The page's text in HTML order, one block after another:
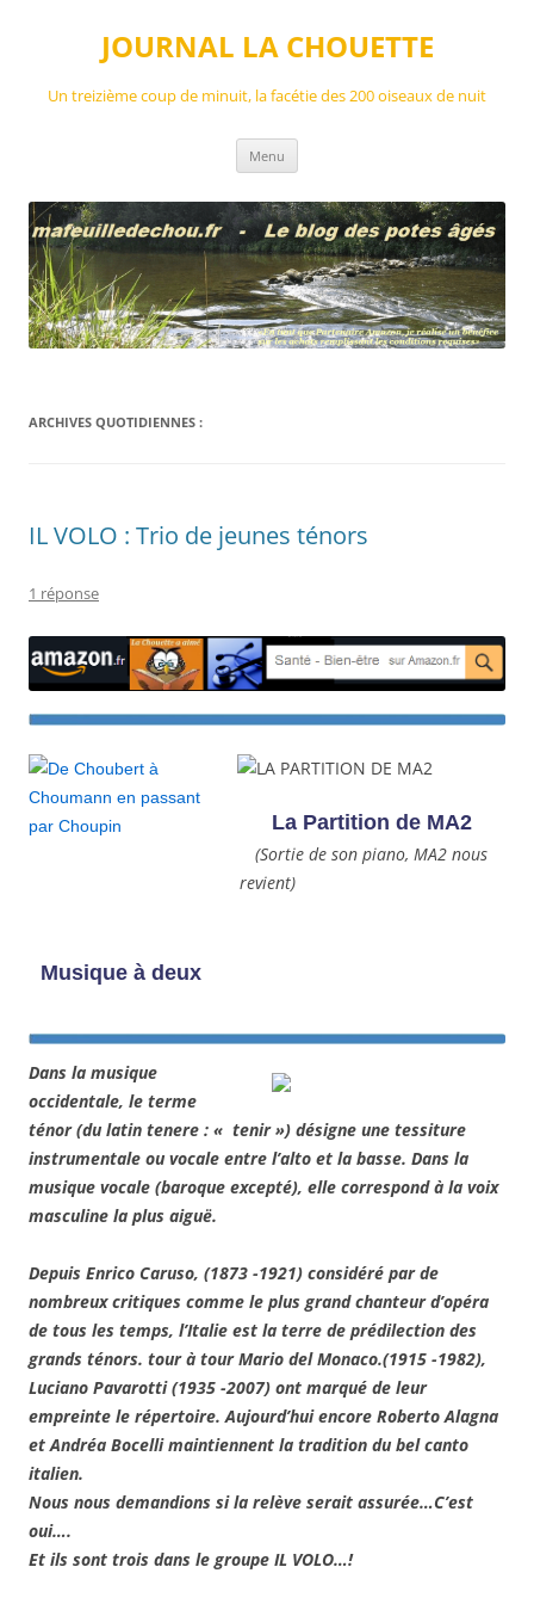
JOURNAL LA CHOUETTE
Un treizième coup de minuit, la facétie des 200 oiseaux de nuit
Menu
ARCHIVES QUOTIDIENNES :
IL VOLO : Trio de jeunes ténors
1 réponse
La Partition de MA2
(Sortie de son piano, MA2 nous
revient)
Musique à deux
Dans la musique
occidentale, le terme
ténor (du latin tenere : « tenir ») désigne une tessiture
instrumentale ou vocale entre l’alto et la basse. Dans la
musique vocale (baroque excepté), elle correspond à la voix
masculine la plus aiguë.
Depuis Enrico Caruso, (1873 -1921) considéré par de
nombreux critiques comme le plus grand chanteur d’opéra
de tous les temps, l’Italie est la terre de prédilection des
grands ténors. tour à tour Mario del Monaco.(1915 -1982),
Luciano Pavarotti (1935 -2007) ont marqué de leur
empreinte le répertoire. Aujourd’hui encore Roberto Alagna
et Andréa Bocelli maintiennent la tradition du bel canto
italien.
Nous nous demandions si la relève serait assurée…C’est
oui….
Et ils sont trois dans le groupe IL VOLO…!